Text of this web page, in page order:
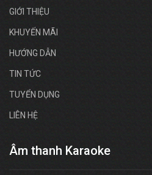
GIỚI THIỆU
KHUYẾN MÃI
HƯỚNG DẪN
TIN TỨC
TUYỂN DỤNG
LIÊN HỆ
Âm thanh Karaoke